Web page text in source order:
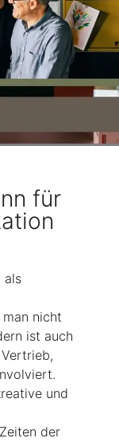
für
als
nicht
ist auch
und
der